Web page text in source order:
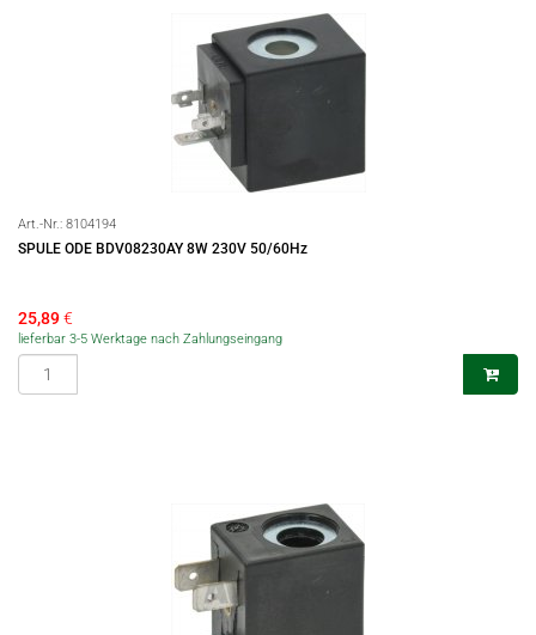
Art.-Nr.: 8104194
SPULE ODE BDV08230AY 8W 230V 50/60Hz
25,89€
lieferbar 3-5 Werktage nach Zahlungseingang